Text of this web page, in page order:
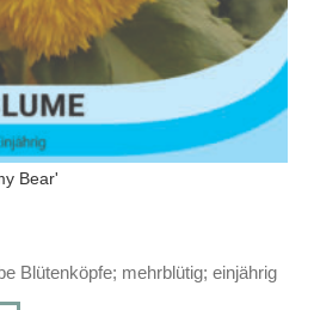
Bear'
Blütenköpfe; mehrblütig; einjährig